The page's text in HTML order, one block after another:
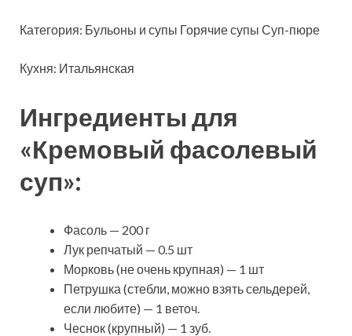
Категория: Бульоны и супы Горячие супы Суп-пюре
Кухня: Итальянская
Ингредиенты для
«Кремовый фасолевый
суп»:
Фасоль — 200 г
Лук репчатый — 0.5 шт
Морковь (не очень крупная) — 1 шт
Петрушка (стебли, можно взять сельдерей,
если любите) — 1 веточ.
Чеснок (крупный) — 1 зуб.